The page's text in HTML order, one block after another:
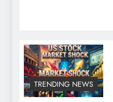
TRENDING NEWS